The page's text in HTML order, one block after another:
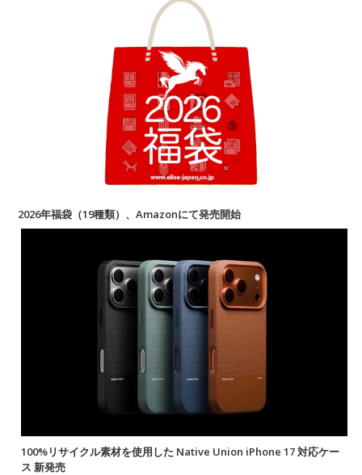
2026年福袋（19種類）、Amazonにて発売開始
100%リサイクル素材を使用した Native Union iPhone 17 対応ケー
ス 新発売